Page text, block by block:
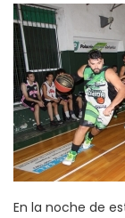
En la noche de